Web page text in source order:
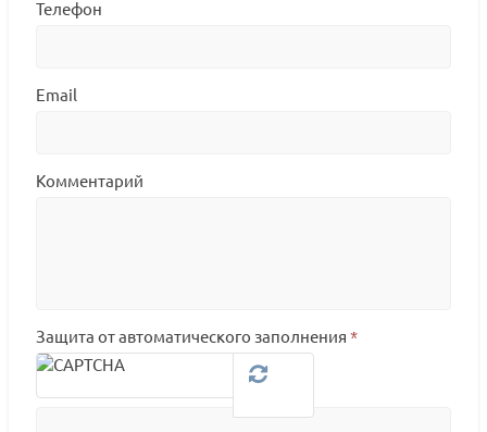
Телефон
Email
Комментарий
Защита от автоматического заполнения *